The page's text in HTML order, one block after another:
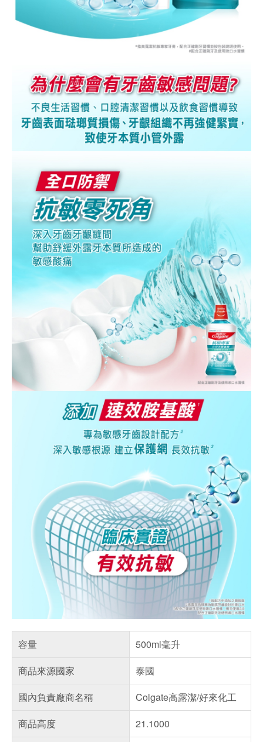
容量
500ml毫升
商品來源國家
泰國
國內負責廠商名稱
Colgate高露潔/好來化工
商品高度
21.1000